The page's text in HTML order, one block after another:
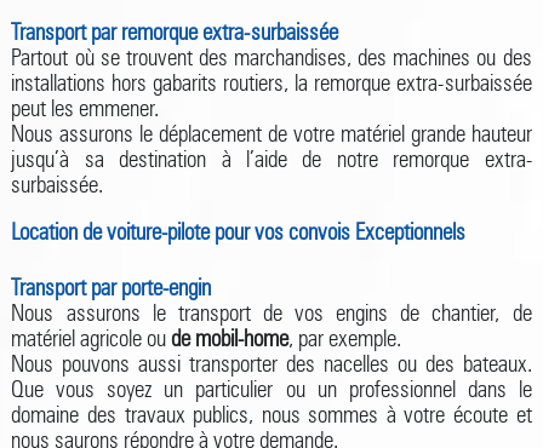
Transport par remorque extra-surbaissée
Partout où se trouvent des marchandises, des machines ou des
installations hors gabarits routiers, la remorque extra-surbaissée
peut les emmener.
Nous assurons le déplacement de votre matériel grande hauteur
jusqu’à sa destination à l’aide de notre remorque extra-
surbaissée.
Location de voiture-pilote pour vos convois Exceptionnels
Transport par porte-engin
Nous assurons le transport de vos engins de chantier, de
matériel agricole oude mobil-home, par exemple.
Nous pouvons aussi transporter des nacelles ou des bateaux.
Que vous soyez un particulier ou un professionnel dans le
domaine des travaux publics, nous sommes à votre écoute et
nous saurons répondre à votre demande.